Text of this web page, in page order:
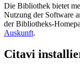
Die Bibliothek bietet
Nutzung der Software
der Bibliotheks-
Auskunft.
Citavi